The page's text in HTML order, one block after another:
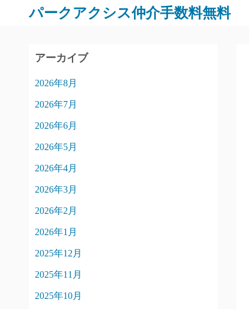
パークアクシス仲介手数料無料
アーカイブ
2026年8月
2026年7月
2026年6月
2026年5月
2026年4月
2026年3月
2026年2月
2026年1月
2025年12月
2025年11月
2025年10月